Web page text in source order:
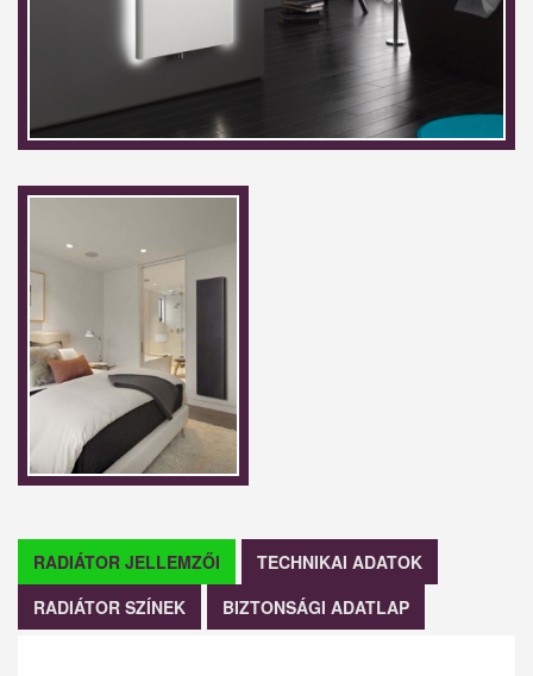
RADIÁTOR JELLEMZŐI
TECHNIKAI ADATOK
RADIÁTOR SZÍNEK
BIZTONSÁGI ADATLAP